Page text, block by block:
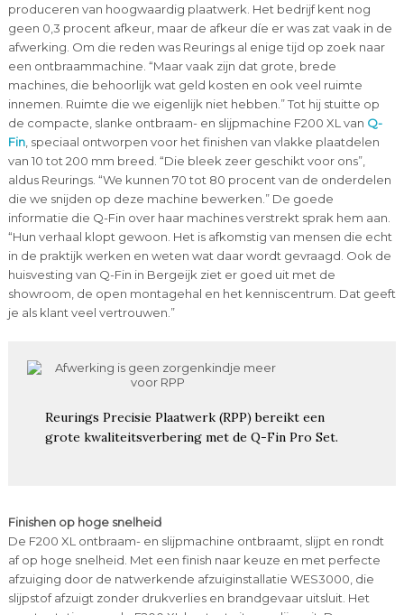
produceren van hoogwaardig plaatwerk. Het bedrijf kent nog
geen 0,3 procent afkeur, maar de afkeur díe er was zat vaak in de
afwerking. Om die reden was Reurings al enige tijd op zoek naar
een ontbraammachine. “Maar vaak zijn dat grote, brede
machines, die behoorlijk wat geld kosten en ook veel ruimte
innemen. Ruimte die we eigenlijk niet hebben.” Tot hij stuitte op
de compacte, slanke ontbraam- en slijpmachine F200 XL van Q-
Fin, speciaal ontworpen voor het finishen van vlakke plaatdelen
van 10 tot 200 mm breed. “Die bleek zeer geschikt voor ons”,
aldus Reurings. “We kunnen 70 tot 80 procent van de onderdelen
die we snijden op deze machine bewerken.” De goede
informatie die Q-Fin over haar machines verstrekt sprak hem aan.
“Hun verhaal klopt gewoon. Het is afkomstig van mensen die echt
in de praktijk werken en weten wat daar wordt gevraagd. Ook de
huisvesting van Q-Fin in Bergeijk ziet er goed uit met de
showroom, de open montagehal en het kenniscentrum. Dat geeft
je als klant veel vertrouwen.”
Reurings Precisie Plaatwerk (RPP) bereikt een
grote kwaliteitsverbering met de Q-Fin Pro Set.
Finishen op hoge snelheid
De F200 XL ontbraam- en slijpmachine ontbraamt, slijpt en rondt
af op hoge snelheid. Met een finish naar keuze en met perfecte
afzuiging door de natwerkende afzuiginstallatie WES3000, die
slijpstof afzuigt zonder drukverlies en brandgevaar uitsluit. Het